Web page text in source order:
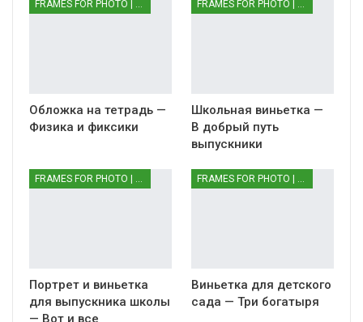
Обложка на тетрадь —
Физика и фиксики
Школьная виньетка —
В добрый путь
выпускники
FRAMES FOR PHOTO | РАМКИ ДЛЯ ФОТО
Портрет и виньетка
для выпускника школы
— Вот и все
FRAMES FOR PHOTO | РАМКИ ДЛЯ ФОТО
Виньетка для детского
сада — Три богатыря